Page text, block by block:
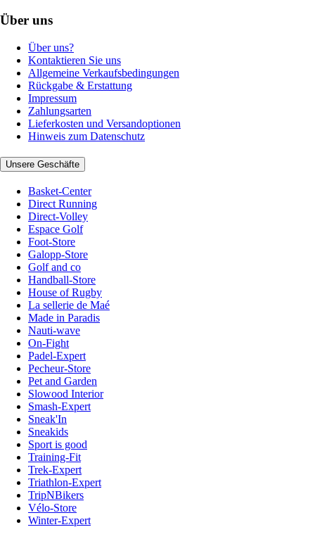
Über uns
Über uns?
Kontaktieren Sie uns
Allgemeine Verkaufsbedingungen
Rückgabe & Erstattung
Impressum
Zahlungsarten
Lieferkosten und Versandoptionen
Hinweis zum Datenschutz
Unsere Geschäfte
Basket-Center
Direct Running
Direct-Volley
Espace Golf
Foot-Store
Galopp-Store
Golf and co
Handball-Store
House of Rugby
La sellerie de Maé
Made in Paradis
Nauti-wave
On-Fight
Padel-Expert
Pecheur-Store
Pet and Garden
Slowood Interior
Smash-Expert
Sneak'In
Sneakids
Sport is good
Training-Fit
Trek-Expert
Triathlon-Expert
TripNBikers
Vélo-Store
Winter-Expert